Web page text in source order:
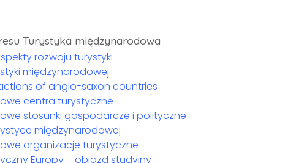
Turystyka międzynarodowa
rozwoju turystyki
międzynarodowej
of anglo-saxon countries
centra turystyczne
stosunki gospodarcze i polityczne
międzynarodowej
organizacje turystyczne
Europy – objazd studyjny